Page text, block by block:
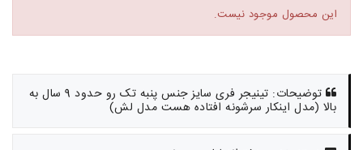
این محصول موجود نیست.
توضیحات: تینیجر فری سایز جنس پنبه تک رو حدود 9 سال به
بالا (مدل اینکار سرشونه افتاده هست مدل لش)